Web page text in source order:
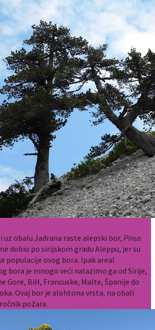
uz obalu Jadrana raste alepski bor, Pinus
dobio po sirijskom gradu Aleppu, jer su
populacije ovog bora. Ipak areal
bora je mnogo veći nalazimo ga od Sirije,
Gore, BiH, Francuske, Malte, Španije do
Ovaj bor je alohtona vrsta, na obali
požara.